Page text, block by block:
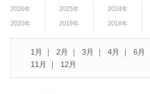
2026年 2025年 2024年
2020年 2019年 2018年
1月 2月 3月 4月 6月
11月
12月